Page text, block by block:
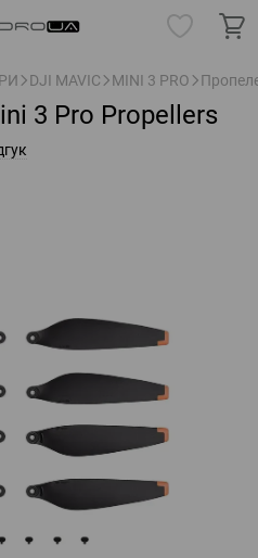
DJI MAVIC MINI 3 PRO
3 Pro Propellers